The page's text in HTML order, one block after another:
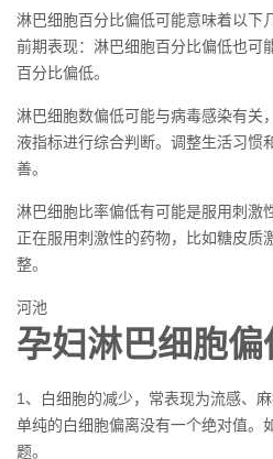
淋巴细胞百分比偏低可能意味着以下
前期表现：淋巴细胞百分比偏低也可
百分比偏低。
淋巴细胞数偏低可能与病毒感染有关
液指标进行综合判断。调整生活习惯
善。
淋巴细胞比率偏低有可能是服用刺激
正在服用刺激性的药物，比如糖皮质
整。
河池
孕妇淋巴细胞
1、白细胞的减少，常表现为流感、
单纯的白细胞偏离没有一个绝对值。
题。